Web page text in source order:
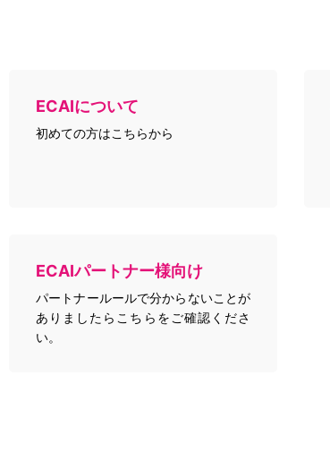
ECAIについて
初めての方はこちらから
ECAIパートナー様向け
パートナールールで分からないことが
ありましたらこちらをご確認くださ
い。